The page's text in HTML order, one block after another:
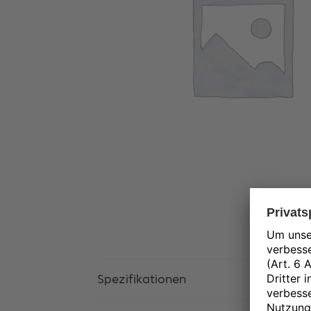
Spezifikationen